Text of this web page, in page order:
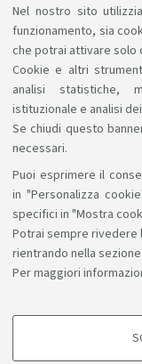
Nel nostro sito
funzionamento, sia
che potrai attivare solo
Cookie e altri
analisi statistiche,
istituzionale e analisi
Se chiudi questo
necessari.
Puoi esprimere il
in "Personalizza
specifici in "Mostra
Potrai sempre
rientrando nella
Per maggiori
COOKIE DI
Un patrimonio
tua